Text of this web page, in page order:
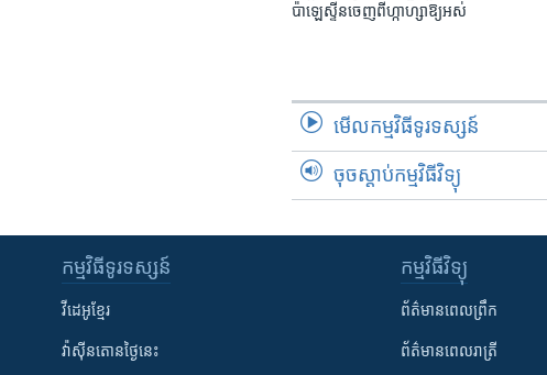
ប៉ាឡេស្ទីន​ចេញពី​ហ្កាហ្សា​ឱ្យ​អស់
មើល​កម្មវិធី​ទូរទស្សន៍
ចុចស្តាប់កម្មវិធីវិទ្យុ
កម្មវិធី​ទូរទស្សន៍
វីដេអូ​ខ្មែរ
វ៉ាស៊ីនតោន​ថ្ងៃ​នេះ
កម្មវិធី​វិទ្យុ
ព័ត៌មាន​ពេល​ព្រឹក
ព័ត៌មាន​​ពេល​រាត្រី